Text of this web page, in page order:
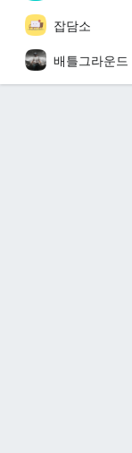
잡담소
배틀그라운드